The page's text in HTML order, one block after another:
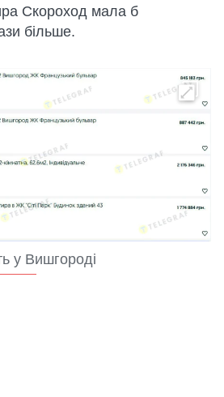
Скороход мала б
більше.
у Вишгороді